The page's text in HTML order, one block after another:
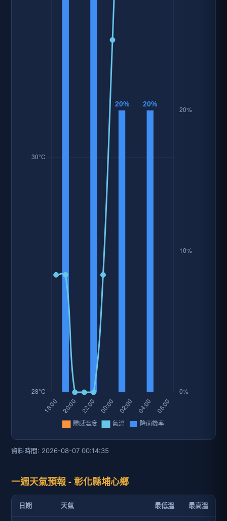
資料時間: 2026-08-07 00:14:35
一週天氣預報 - 彰化縣埔心鄉
日期 天氣 最低溫 最高溫